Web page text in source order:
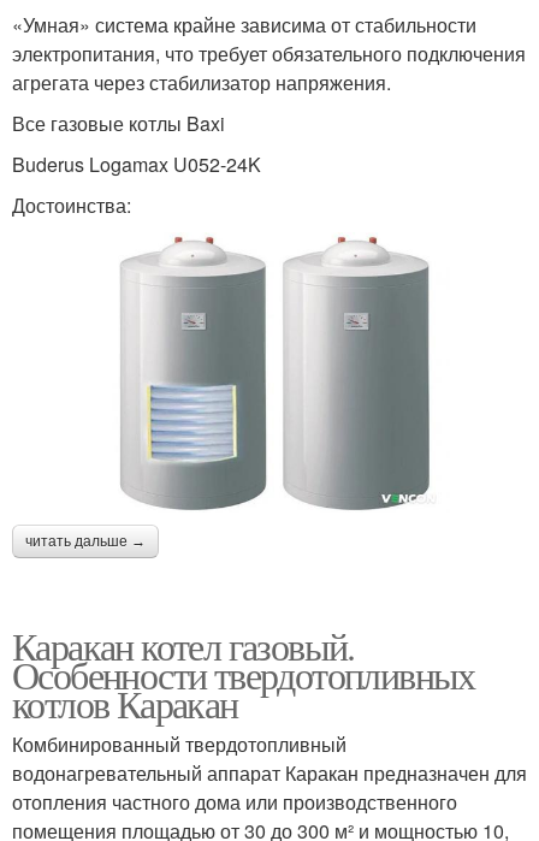
«Умная» система крайне зависима от стабильности
электропитания, что требует обязательного подключения
агрегата через стабилизатор напряжения.
Все газовые котлы Baxi
Buderus Logamax U052-24K
Достоинства:
читать дальше →
Каракан котел газовый.
Особенности твердотопливных
котлов Каракан
Комбинированный твердотопливный
водонагревательный аппарат Каракан предназначен для
отопления частного дома или производственного
помещения площадью от 30 до 300 м² и мощностью 10,